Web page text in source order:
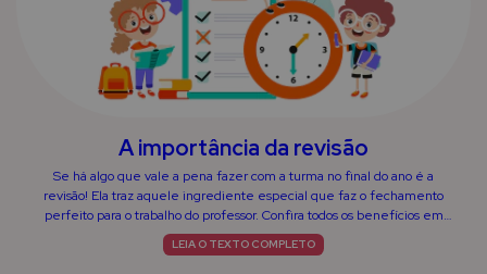
A importância da revisão
Se há algo que vale a pena fazer com a turma no final do ano é a
revisão! Ela traz aquele ingrediente especial que faz o fechamento
perfeito para o trabalho do professor. Confira todos os benefícios em
nosso blog.
LEIA O TEXTO COMPLETO